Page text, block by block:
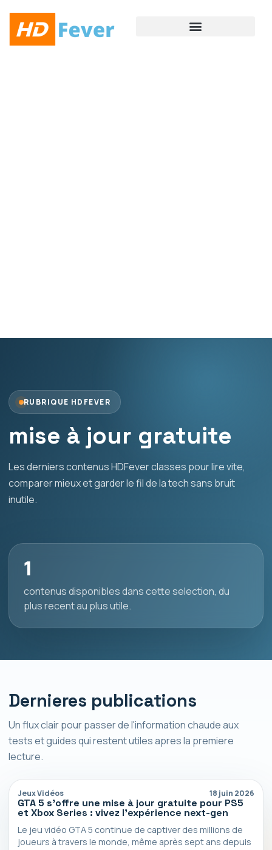
RUBRIQUE HDFEVER
mise à jour gratuite
Les derniers contenus HDFever classes pour lire vite,
comparer mieux et garder le fil de la tech sans bruit
inutile.
1
contenus disponibles dans cette selection, du
plus recent au plus utile.
Dernieres publications
Un flux clair pour passer de l'information chaude aux
tests et guides qui restent utiles apres la premiere
lecture.
Jeux Vidéos 18 juin 2026
GTA 5 s’offre une mise à jour gratuite pour PS5
et Xbox Series : vivez l’expérience next-gen
Le jeu vidéo GTA 5 continue de captiver des millions de
joueurs à travers le monde, même après sept ans depuis